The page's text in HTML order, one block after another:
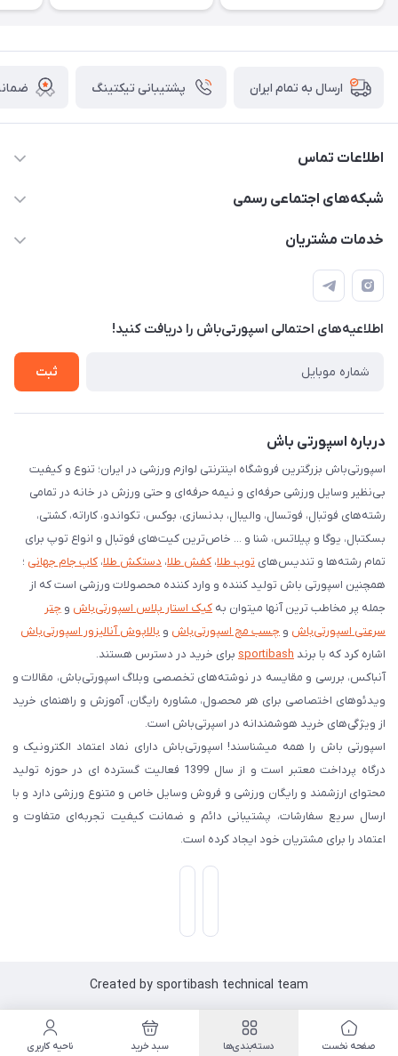
ارسال به تمام ایران پشتیبانی تیکتینگ
اطلاعات تماس
15 13 222 0900
شبکه‌های اجتماعی رسمی
کانال آپارات
خدمات مشتریان
درخواست پشتیبانی جدید
مشاهده لیست تیکت‌ها
لیست کد رهگیری پستی
شرایط بازگردانی کالا
اطلاعیه‌های احتمالی اسپورتی‌باش را دریافت کنید!
ثبت
درباره اسپورتی باش
اسپورتی‌باش بزرگترین فروشگاه اینترنتی لوازم ورزشی در ایران؛ تنوع و کیفیت
بی‌نظیر وسایل ورزشی حرفه‌ای و نیمه حرفه‌ای و حتی ورزش در خانه در تمامی
رشته‌های فوتبال، فوتسال، والیبال، بدنسازی، بوکس، تکواندو، کاراته، کشتی،
بسکتبال، یوگا و پیلاتس، شنا و ... خاص‌ترین کیت‌های فوتبال و انواع توپ برای
تمام رشته‌ها و تندیس‌های توپ طلا، کفش طلا، دستکش طلا، کاپ جام جهانی ؛
همچنین اسپورتی باش تولید کننده و وارد کننده محصولات ورزشی است که از
جمله پر مخاطب ترین آنها میتوان به کیک استار پلاس اسپورتی‌باش و چتر
سرعتی اسپورتی‌باش و چسب مچ اسپورتی‌باش و بالاپوش آنالیزور اسپورتی‌باش
اشاره کرد که با برند sportibash برای خرید در دسترس هستند.
آنباکس، بررسی‌ و مقایسه در نوشته‌های تخصصی وبلاگ اسپورتی‌باش، مقالات و
ویدئوهای اختصاصی برای هر محصول، مشاوره رایگان، آموزش و راهنمای خرید
از ویژگی‌های خرید هوشمندانه در اسپرتی‌باش است.
اسپورتی‌ باش را همه میشناسند! اسپورتی‌باش دارای نماد اعتماد الکترونیک و
درگاه پرداخت معتبر است و از سال 1399 فعالیت گسترده ای در حوزه تولید
محتوای ارزشمند و رایگان ورزشی و فروش وسایل خاص و متنوع ورزشی دارد و با
ارسال سریع سفارشات، پشتیبانی دائم و ضمانت کیفیت تجربه‌ای متفاوت و
اعتماد را برای مشتریان خود ایجاد کرده است.
Created by sportibash technical team
صفحه نخست دسته‌بندی‌ها سبد خرید ناحیه کاربری